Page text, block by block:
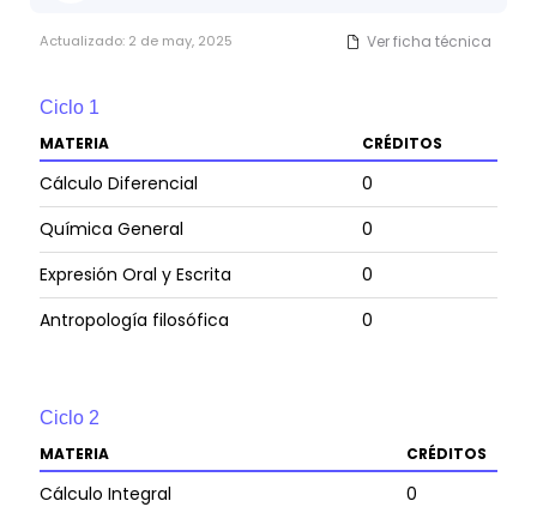
Actualizado: 2 de may, 2025 Ver ficha técnica
Ciclo 1
MATERIA
CRÉDITOS
Cálculo Diferencial
0
Química General
0
Expresión Oral y Escrita
0
Antropología filosófica
0
Ciclo 2
MATERIA
CRÉDITOS
Cálculo Integral
0